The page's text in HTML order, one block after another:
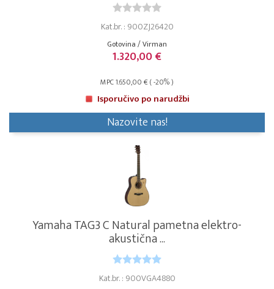
Kat.br. : 900ZJ26420
Gotovina / Virman
1.320,00 €
MPC 1.650,00 € ( -20% )
Isporučivo po narudžbi
Nazovite nas!
Yamaha TAG3 C Natural pametna elektro-
akustična ...
Kat.br. : 900VGA4880